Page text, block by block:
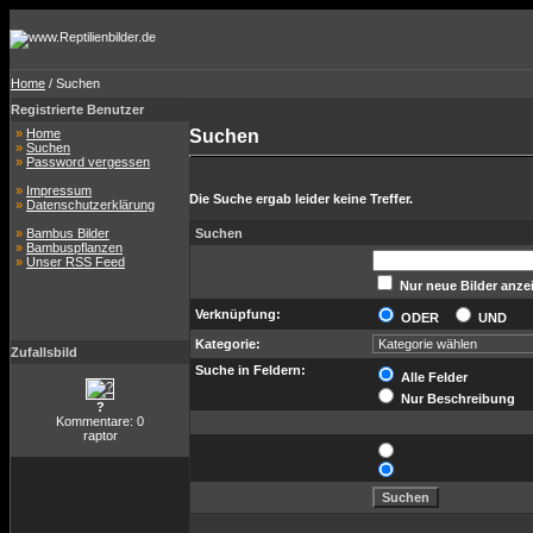
Home / Suchen
Registrierte Benutzer
» Home
» Suchen
» Password vergessen
» Impressum
» Datenschutzerklärung
» Bambus Bilder
» Bambuspflanzen
» Unser RSS Feed
Zufallsbild
?
Kommentare: 0
raptor
Suchen
Die Suche ergab leider keine Treffer.
Suchen
Nur neue Bilder
Verknüpfung:
ODER
UND
Kategorie:
Suche in Feldern:
Alle Felder
Nur Beschreibung